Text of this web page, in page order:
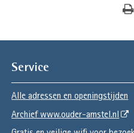
Service
Alle adressen en openingstijden
Archief www.ouder-amstel.nl